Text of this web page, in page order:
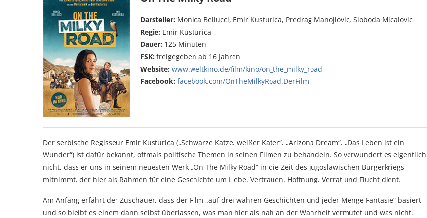
Darsteller: Monica Bellucci, Emir Kusturica, Predrag Manojlovic, Sloboda Micalovic
Regie: Emir Kusturica
Dauer: 125 Minuten
FSK: freigegeben ab 16 Jahren
Website: www.weltkino.de/film/kino/on_the_milky_road
Facebook: facebook.com/OnTheMilkyRoad.DerFilm
Der serbische Regisseur Emir Kusturica („Schwarze Katze, weißer Kater“, „Arizona Dream“, „Das Leben ist ein
Wunder“) ist dafür bekannt, oftmals politische Themen in seinen Filmen zu behandeln. So verwundert es eigentlich
nicht, dass er uns in seinem neuesten Werk „On The Milky Road“ in die Zeit des jugoslawischen Bürgerkriegs
mitnimmt, der hier als Rahmen für eine Geschichte um Liebe, Vertrauen, Hoffnung, Verrat und Flucht dient.
Am Anfang erfährt der Zuschauer, dass der Film „auf drei wahren Geschichten und jeder Menge Fantasie“ basiert –
und so bleibt es einem dann selbst überlassen, was man hier als nah an der Wahrheit vermutet und was nicht.